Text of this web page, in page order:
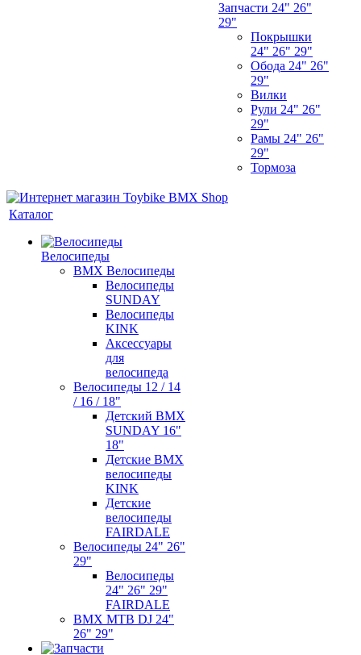
Запчасти 24" 26"
29"
Покрышки
24" 26" 29"
Обода 24" 26"
29"
Вилки
Рули 24" 26"
29"
Рамы 24" 26"
29"
Тормоза
Каталог
Велосипеды
BMX Велосипеды
Велосипеды
SUNDAY
Велосипеды
KINK
Аксессуары
для
велосипеда
Велосипеды 12 / 14
/ 16 / 18"
Детский BMX
SUNDAY 16"
18"
Детские BMX
велосипеды
KINK
Детские
велосипеды
FAIRDALE
Велосипеды 24" 26"
29"
Велосипеды
24" 26" 29"
FAIRDALE
BMX MTB DJ 24"
26" 29"